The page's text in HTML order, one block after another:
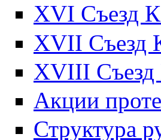
XVI Съезд
XVII
XVIII
Акции
Структура